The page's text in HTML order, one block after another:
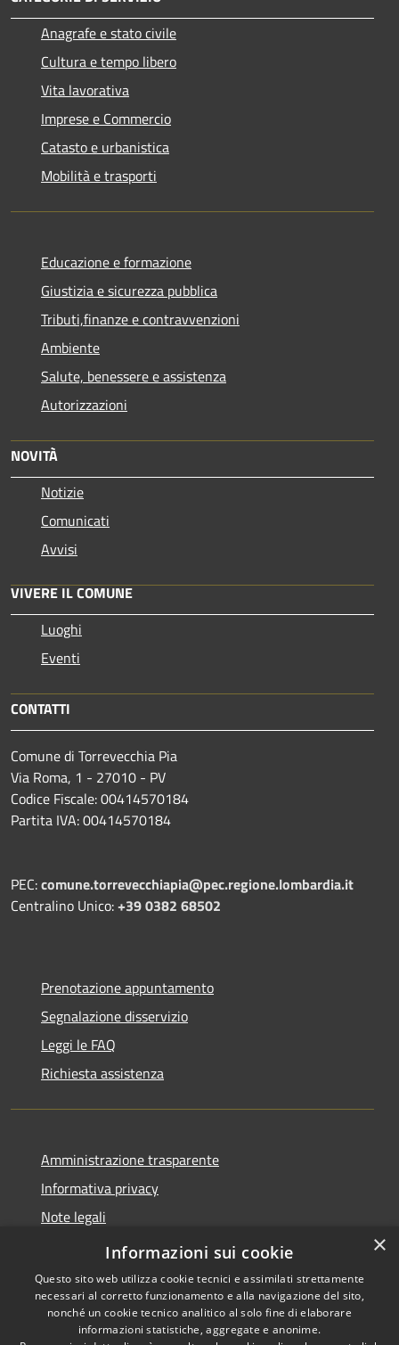
Anagrafe e stato civile
Cultura e tempo libero
Vita lavorativa
Imprese e Commercio
Catasto e urbanistica
Mobilità e trasporti
Educazione e formazione
Giustizia e sicurezza pubblica
Tributi,finanze e contravvenzioni
Ambiente
Salute, benessere e assistenza
Autorizzazioni
NOVITÀ
Notizie
Comunicati
Avvisi
VIVERE IL COMUNE
Luoghi
Eventi
CONTATTI
Comune di Torrevecchia Pia
Via Roma, 1 - 27010 - PV
Codice Fiscale: 00414570184
Partita IVA: 00414570184
PEC:comune.torrevecchiapia@pec.regione.lombardia.it
Centralino Unico:+39 0382 68502
Prenotazione appuntamento
Segnalazione disservizio
Leggi le FAQ
Richiesta assistenza
Amministrazione trasparente
Informativa privacy
Note legali
Dichiarazione di accessibilità
Copyright © 2026 • Comune di
×
Informazioni sui cookie
Questo sito web utilizza cookie tecnici e assimilati strettamente
necessari al corretto funzionamento e alla navigazione del sito,
nonché un cookie tecnico analitico al solo fine di elaborare
informazioni statistiche, aggregate e anonime.